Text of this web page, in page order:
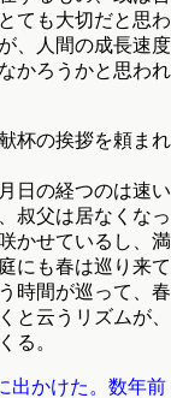
ても大切だと思わ
、人間の成長速度
かろうかと思われ
杯の挨拶を頼まれ
日の経つのは速い
叔父は居なくなっ
かせているし、満
にも春は巡り来て
時間が巡って、春
と云うリズムが、
る。
出かけた。数年前